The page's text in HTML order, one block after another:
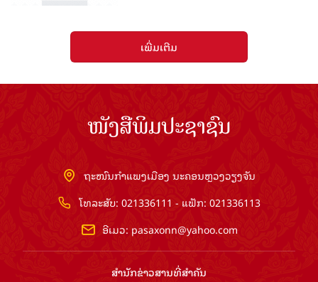
ເພີ່ມເຕີມ
ໜັງສືພິມປະຊາຊົນ
ຖະໜົນກຳແພງເມືອງ ນະຄອນຫຼວງວຽງຈັນ
ໂທລະສັບ: 021336111 - ແຟັກ: 021336113
ອີເມວ: pasaxonn@yahoo.com
ສຳ​ນັກ​ຂ່າວ​ສານ​ທີ່​ສຳ​ຄັນ​